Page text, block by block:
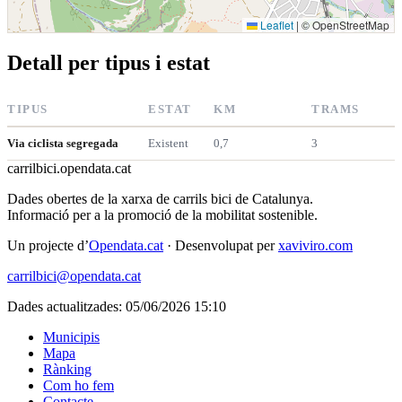
Leaflet | © OpenStreetMap
Detall per tipus i estat
TIPUS ESTAT KM TRAMS
Via ciclista segregada Existent 0,7 3
carrilbici.opendata.cat
Dades obertes de la xarxa de carrils bici de Catalunya.
Informació per a la promoció de la mobilitat sostenible.
Un projecte d’Opendata.cat · Desenvolupat perxaviviro.com
carrilbici@opendata.cat
Dades actualitzades: 05/06/2026 15:10
Municipis
Mapa
Rànking
Com ho fem